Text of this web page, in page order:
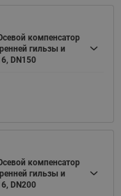
компенсатор
гильзы и
DN150
компенсатор
гильзы и
DN200